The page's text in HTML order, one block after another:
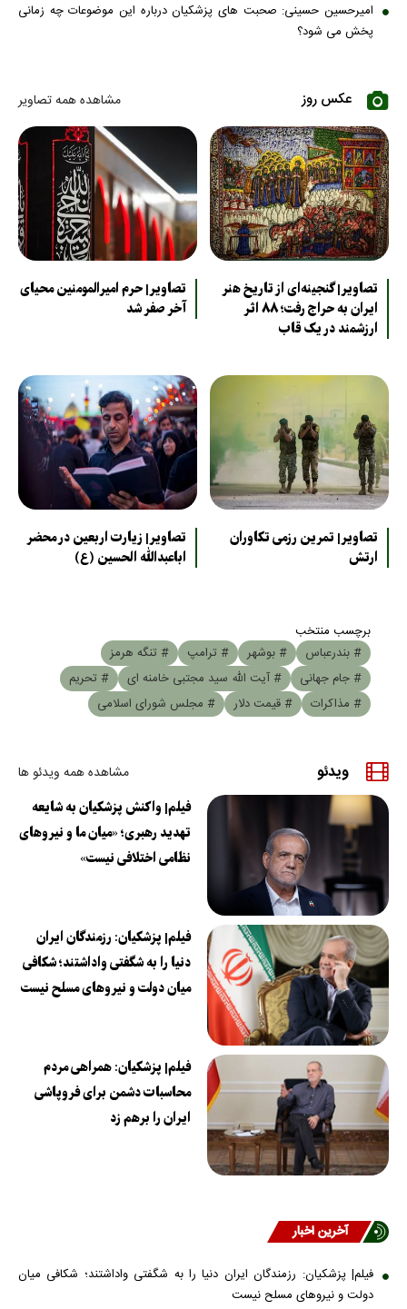
امیرحسین حسینی: صحبت های پزشکیان درباره این موضوعات چه زمانی
پخش می شود؟
عکس روز مشاهده همه تصاویر
تصاویر| گنجینه‌ای از تاریخ هنر
ایران به حراج رفت؛ ۸۸ اثر
ارزشمند در یک قاب
تصاویر| حرم امیرالمومنین محیای
آخر صفر شد
تصاویر| تمرین رزمی تکاوران
ارتش
تصاویر| زیارت اربعین در محضر
اباعبدالله الحسین (ع)
برچسب منتخب
# بندرعباس
# بوشهر # ترامپ
# تنگه هرمز
# جام جهانی
# آیت الله سید مجتبی خامنه ای
# تحریم
# مذاکرات
# قیمت دلار # مجلس شورای اسلامی
ویدئو مشاهده همه ویدئو ها
فیلم| واکنش پزشکیان به شایعه
تهدید رهبری؛ «میان ما و نیروهای
نظامی اختلافی نیست»
فیلم| پزشکیان: رزمندگان ایران
دنیا را به شگفتی واداشتند؛ شکافی
میان دولت و نیروهای مسلح نیست
فیلم| پزشکیان: همراهی مردم
محاسبات دشمن برای فروپاشی
ایران را برهم زد
آخرین اخبار
فیلم| پزشکیان: رزمندگان ایران دنیا را به شگفتی واداشتند؛ شکافی میان
دولت و نیروهای مسلح نیست